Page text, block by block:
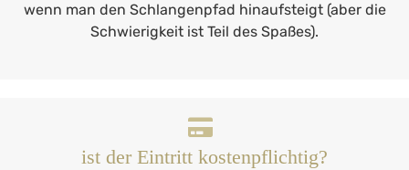
wenn man den Schlangenpfad hinaufsteigt (aber die
Schwierigkeit ist Teil des Spaßes).
ist der Eintritt kostenpflichtig?